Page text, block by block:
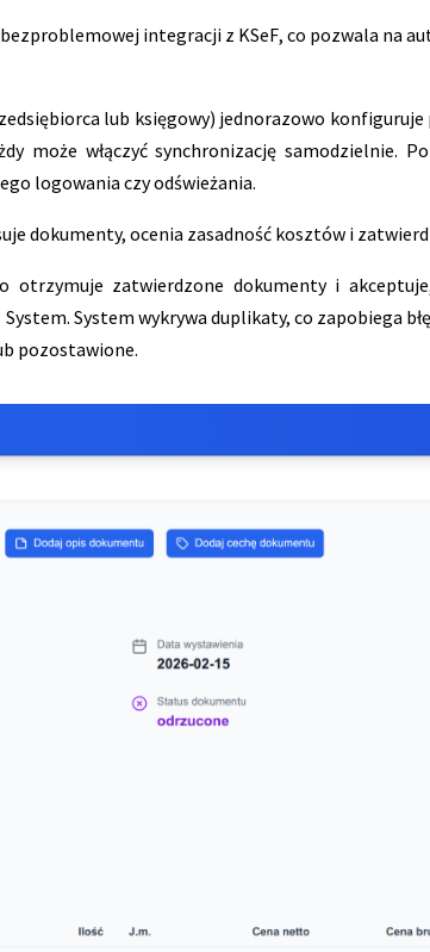
bezproblemowej integracji z KSeF, co pozwala
lub księgowy) jednorazowo
może włączyć synchronizację samodzielnie.
logowania czy odświeżania.
dokumenty, ocenia zasadność kosztów i
otrzymuje zatwierdzone dokumenty i
System wykrywa duplikaty, co zapobiega
pozostawione.